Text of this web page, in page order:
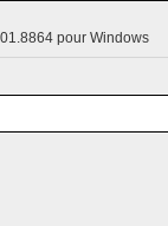
pour Windows